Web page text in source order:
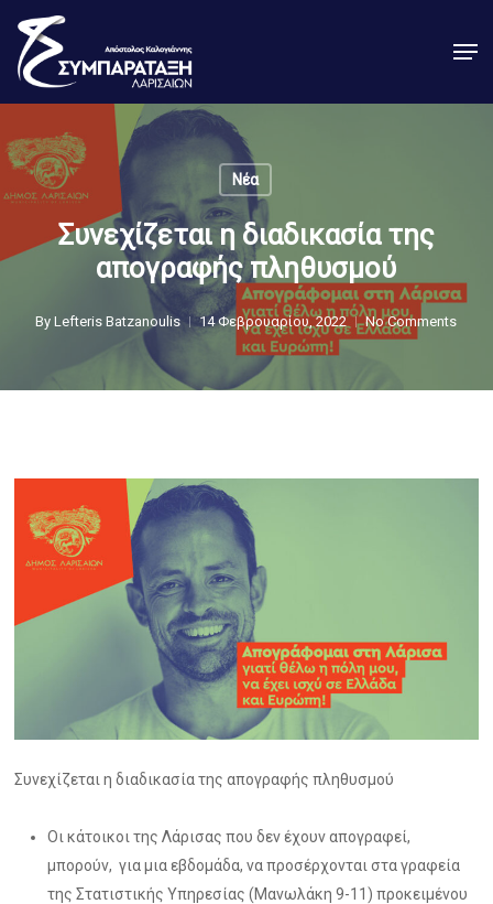
main
Νέα
Συνεχίζεται η διαδικασία της
απογραφής πληθυσμού
By Lefteris Batzanoulis 14 Φεβρουαρίου, 2022 No Comments
Συνεχίζεται η διαδικασία της απογραφής πληθυσμού
Οι κάτοικοι της Λάρισας που δεν έχουν απογραφεί,
μπορούν, για μια εβδομάδα, να προσέρχονται στα γραφεία
της Στατιστικής Υπηρεσίας (Μανωλάκη 9-11) προκειμένου